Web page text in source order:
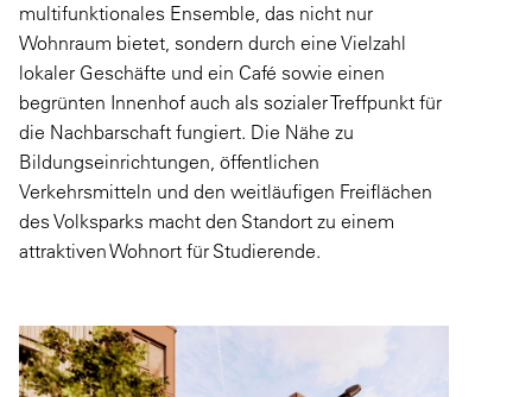
multifunktionales Ensemble, das nicht nur
Wohnraum bietet, sondern durch eine Vielzahl
lokaler Geschäfte und ein Café sowie einen
begrünten Innenhof auch als sozialer Treffpunkt für
die Nachbarschaft fungiert. Die Nähe zu
Bildungseinrichtungen, öffentlichen
Verkehrsmitteln und den weitläufigen Freiflächen
des Volksparks macht den Standort zu einem
attraktiven Wohnort für Studierende.